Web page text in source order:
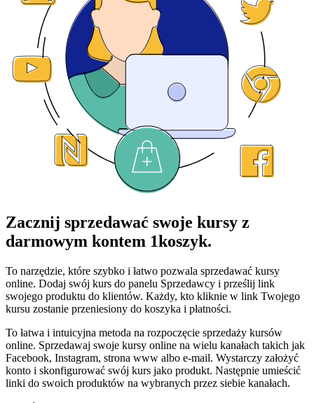
Zacznij sprzedawać swoje kursy z
darmowym kontem 1koszyk.
To narzędzie, które szybko i łatwo pozwala sprzedawać kursy
online. Dodaj swój kurs do panelu Sprzedawcy i prześlij link
swojego produktu do klientów. Każdy, kto kliknie w link Twojego
kursu zostanie przeniesiony do koszyka i płatności.
To łatwa i intuicyjna metoda na rozpoczęcie sprzedaży kursów
online. Sprzedawaj swoje kursy online na wielu kanałach takich jak
Facebook, Instagram, strona www albo e-mail. Wystarczy założyć
konto i skonfigurować swój kurs jako produkt. Następnie umieścić
linki do swoich produktów na wybranych przez siebie kanałach.